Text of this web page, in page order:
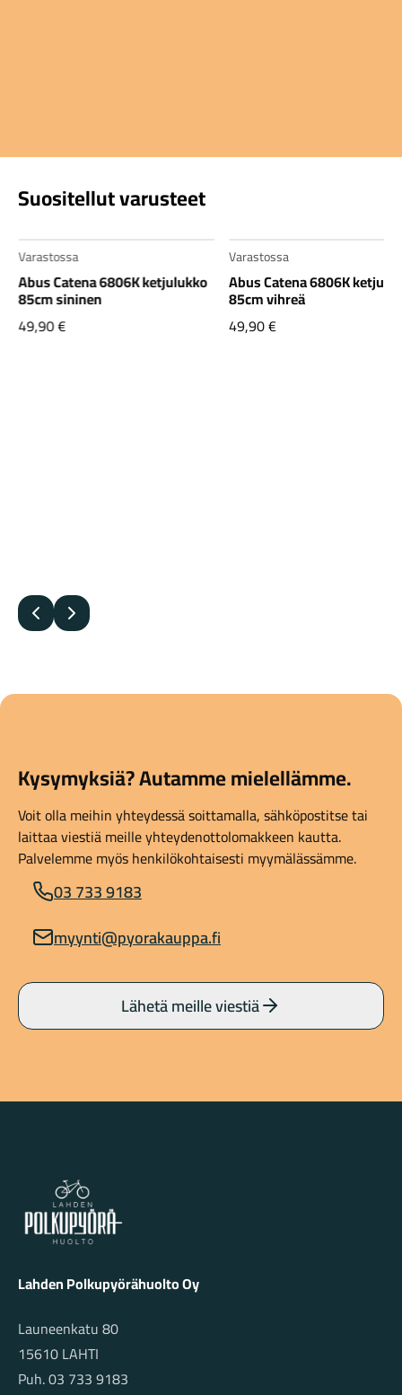
Suositellut varusteet
Varastossa
Abus Catena 6806K ketjulukko
85cm sininen
49,90€
Varastossa
Abus Catena 6806K
85cm vihreä
49,90€
Edellinen
Seuraava
Kysymyksiä? Autamme mielellämme.
Voit olla meihin yhteydessä soittamalla, sähköpostitse tai
laittaa viestiä meille yhteydenottolomakkeen kautta.
Palvelemme myös henkilökohtaisesti myymälässämme.
03 733 9183
myynti@pyorakauppa.fi
Lähetä meille viestiä
Lahden Polkupyörähuolto - etusivulle
Lahden Polkupyörähuolto Oy
Launeenkatu 80
15610 LAHTI
Puh. 03 733 9183